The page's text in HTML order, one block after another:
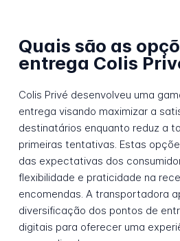
Quais são as
entrega Colis
Colis Privé desenvolveu uma
entrega visando maximizar a
destinatários enquanto reduz a
primeiras tentativas. Estas
das expectativas dos
flexibilidade e praticidade na
encomendas. A transportadora
diversificação dos pontos de
digitais para oferecer uma